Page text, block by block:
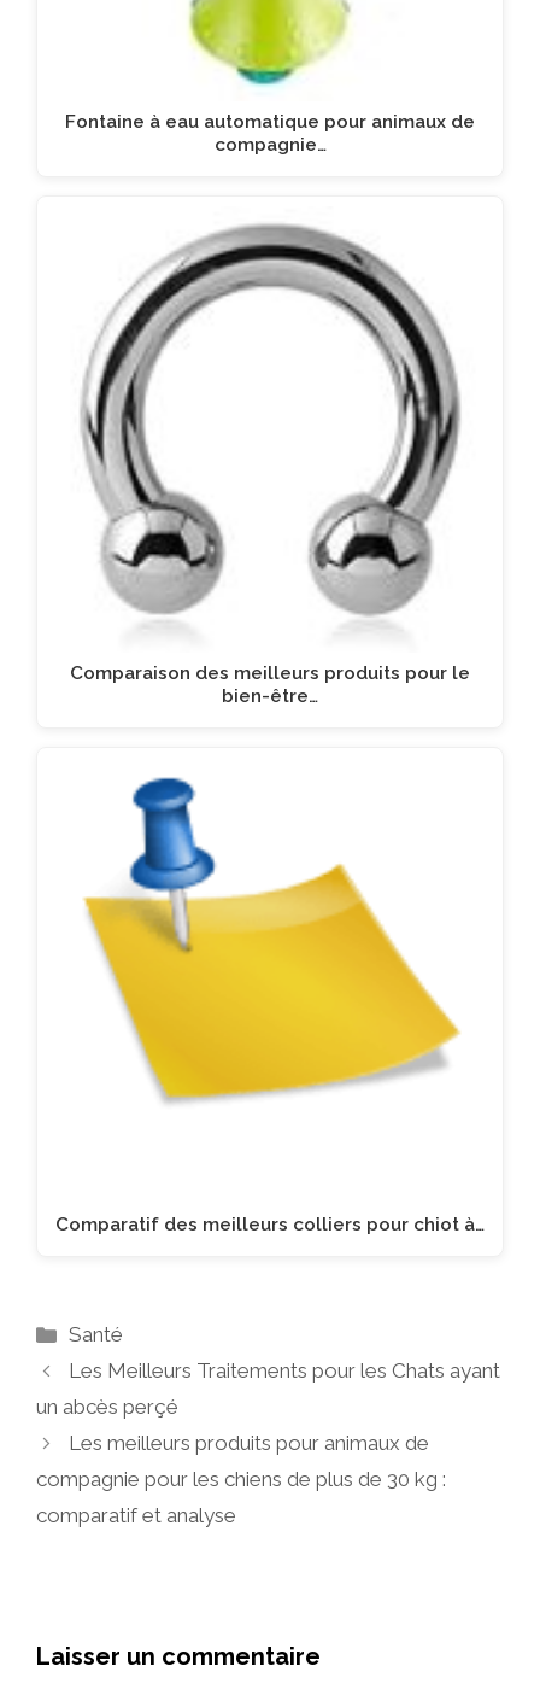
Fontaine à eau automatique pour animaux de
compagnie…
Comparaison des meilleurs produits pour le
bien-être…
Comparatif des meilleurs colliers pour chiot à…
Catégories
Santé
Les Meilleurs Traitements pour les Chats ayant
un abcès perçé
Les meilleurs produits pour animaux de
compagnie pour les chiens de plus de 30 kg :
comparatif et analyse
Laisser un commentaire